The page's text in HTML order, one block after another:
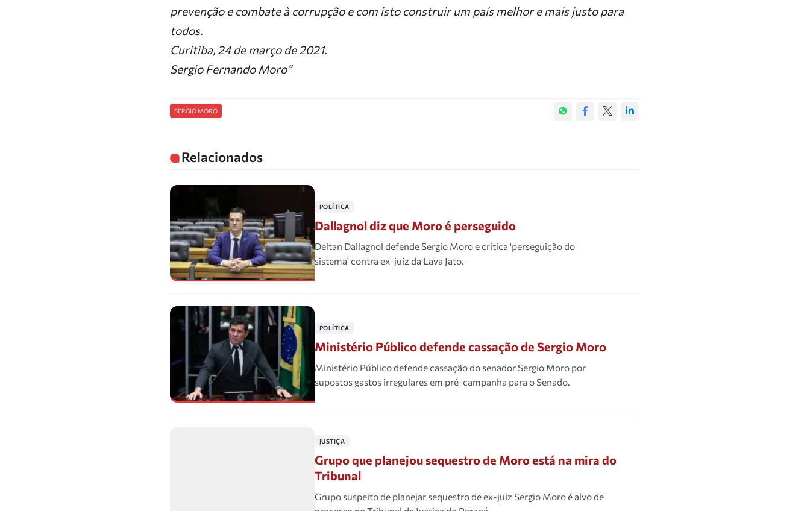
prevenção e combate à corrupção e com isto construir um país melhor e mais justo para
todos.
Curitiba, 24 de março de 2021.
Sergio Fernando Moro”
SERGIO MORO
Relacionados
POLÍTICA
Dallagnol diz que Moro é perseguido
Deltan Dallagnol defende Sergio Moro e critica 'perseguição do
sistema' contra ex-juiz da Lava Jato.
POLÍTICA
Ministério Público defende cassação de Sergio Moro
Ministério Público defende cassação do senador Sergio Moro por
supostos gastos irregulares em pré-campanha para o Senado.
JUSTIÇA
Grupo que planejou sequestro de Moro está na mira do
Tribunal
Grupo suspeito de planejar sequestro de ex-juiz Sergio Moro é alvo de